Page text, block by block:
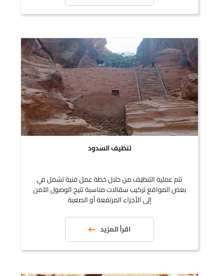
تنظيف السدود
تتم عملية التنظيف من خلال خطة عمل فنية تشمل في
بعض المواقع تركيب سقالات مناسبة تتيح الوصول الآمن
إلى الأجزاء المرتفعة أو الصعبة
اقرأ المزيد